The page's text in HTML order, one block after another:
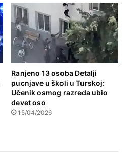
Ranjeno 13 osoba Detalji
pucnjave u školi u Turskoj:
Učenik osmog razreda ubio
devet oso
15/04/2026